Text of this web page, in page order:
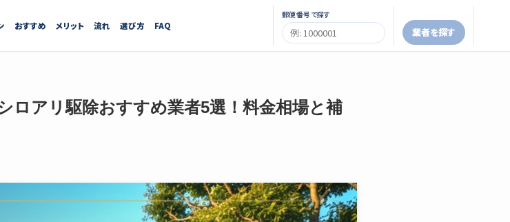
おすすめ メリット 流れ 選び方 FAQ
郵便番号で探す
業者を探す
ロアリ駆除おすすめ業者5選！料金相場と補